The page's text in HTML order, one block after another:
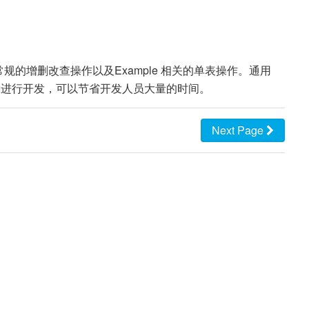
的增删改查操作以及Example 相关的单表操作。通用
行开发，可以节省开发人员大量的时间。
Next Page